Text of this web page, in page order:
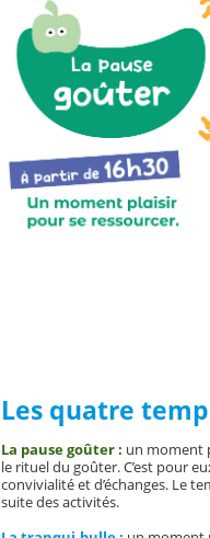
Les quatre
La pause goûter : un moment
le rituel du goûter. C’est pour
convivialité et d’échanges. Le
suite des activités.